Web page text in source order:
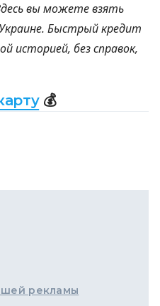
вы можете взять
Быстрый кредит
историей, без справок,
💰
рекламы